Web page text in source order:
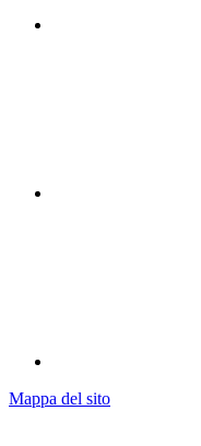
Mappa del sito